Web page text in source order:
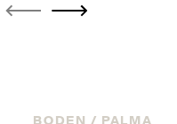
BODEN / PALMA